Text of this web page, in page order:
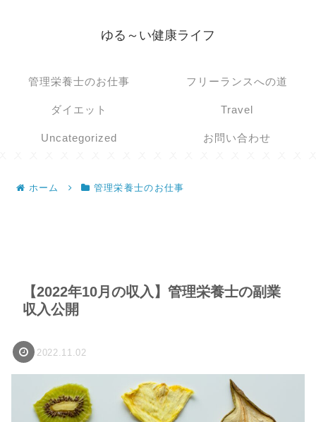
ゆる～い健康ライフ
管理栄養士のお仕事 フリーランスへの道
ダイエット Travel
Uncategorized お問い合わせ
ホーム 管理栄養士のお仕事
【2022年10月の収入】管理栄養士の副業
収入公開
2022.11.02